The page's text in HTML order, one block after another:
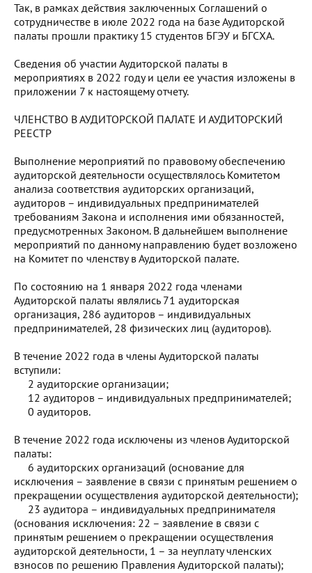
Так, в рамках действия заключенных Соглашений о
сотрудничестве в июле 2022 года на базе Аудиторской
палаты прошли практику 15 студентов БГЭУ и БГСХА.
Сведения об участии Аудиторской палаты в
мероприятиях в 2022 году и цели ее участия изложены в
приложении 7 к настоящему отчету.
ЧЛЕНСТВО В АУДИТОРСКОЙ ПАЛАТЕ И АУДИТОРСКИЙ
РЕЕСТР
Выполнение мероприятий по правовому обеспечению
аудиторской деятельности осуществлялось Комитетом
анализа соответствия аудиторских организаций,
аудиторов – индивидуальных предпринимателей
требованиям Закона и исполнения ими обязанностей,
предусмотренных Законом. В дальнейшем выполнение
мероприятий по данному направлению будет возложено
на Комитет по членству в Аудиторской палате.
По состоянию на 1 января 2022 года членами
Аудиторской палаты являлись 71 аудиторская
организация, 286 аудиторов – индивидуальных
предпринимателей, 28 физических лиц (аудиторов).
В течение 2022 года в члены Аудиторской палаты
вступили:
2 аудиторские организации;
12 аудиторов – индивидуальных предпринимателей;
0 аудиторов.
В течение 2022 года исключены из членов Аудиторской
палаты:
6 аудиторских организаций (основание для
исключения – заявление в связи с принятым решением о
прекращении осуществления аудиторской деятельности);
23 аудитора – индивидуальных предпринимателя
(основания исключения: 22 – заявление в связи с
принятым решением о прекращении осуществления
аудиторской деятельности, 1 – за неуплату членских
взносов по решению Правления Аудиторской палаты);